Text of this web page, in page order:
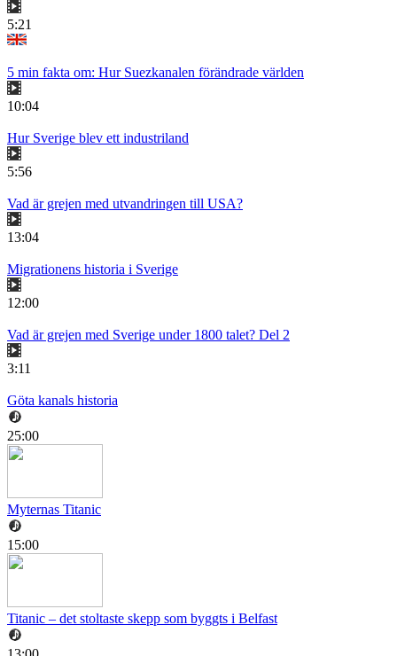
5:21
5 min fakta om: Hur Suezkanalen förändrade världen
10:04
Hur Sverige blev ett industriland
5:56
Vad är grejen med utvandringen till USA?
13:04
Migrationens historia i Sverige
12:00
Vad är grejen med Sverige under 1800 talet? Del 2
3:11
Göta kanals historia
25:00
Myternas Titanic
15:00
Titanic – det stoltaste skepp som byggts i Belfast